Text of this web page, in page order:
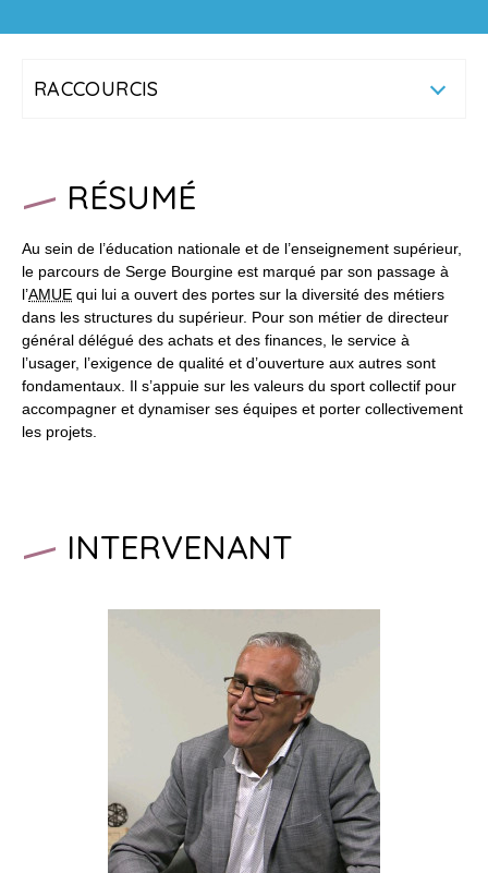
RACCOURCIS
RÉSUMÉ
Au sein de l’éducation nationale et de l’enseignement supérieur,
le parcours de Serge Bourgine est marqué par son passage à
l’AMUE qui lui a ouvert des portes sur la diversité des métiers
dans les structures du supérieur. Pour son métier de directeur
général délégué des achats et des finances, le service à
l’usager, l’exigence de qualité et d’ouverture aux autres sont
fondamentaux. Il s’appuie sur les valeurs du sport collectif pour
accompagner et dynamiser ses équipes et porter collectivement
les projets.
INTERVENANT